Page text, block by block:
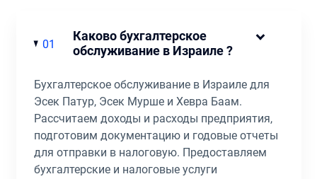
01
Каково бухгалтерское
обслуживание в Израиле ?
Бухгалтерское обслуживание в Израиле для
Эсек Патур, Эсек Мурше и Хевра Баам.
Рассчитаем доходы и расходы предприятия,
подготовим документацию и годовые отчеты
для отправки в налоговую. Предоставляем
бухгалтерские и налоговые услуги